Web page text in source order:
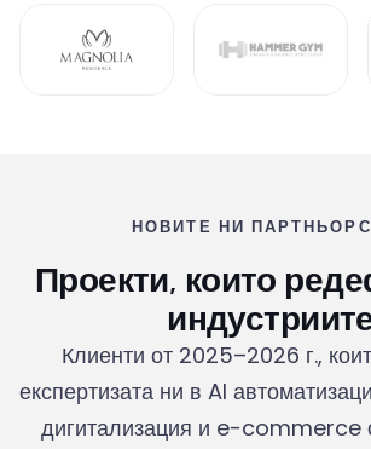
НОВИТЕ НИ
Проекти, които
Клиенти от 2025–2026 г.,
експертизата ни в AI
дигитализация и e-commerce